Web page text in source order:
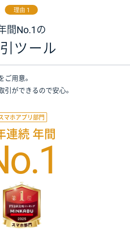
理由 1
間No.1の
ツール
ご用意。
ができるので安心。
マホアプリ部門
連続 年間